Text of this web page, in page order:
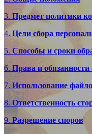
3. Предмет политики
4.Цели сбора
5. Способы и сроки
6.Права и обязанности
7.Использование
8.Ответственность
9. Разрешение споров